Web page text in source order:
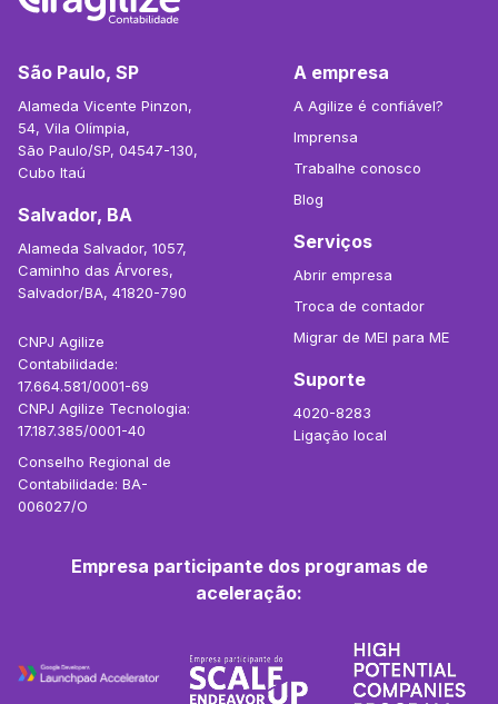
São Paulo, SP
Alameda Vicente Pinzon,
54, Vila Olímpia,
São Paulo/SP, 04547-130,
Cubo Itaú
Salvador, BA
Alameda Salvador, 1057,
Caminho das Árvores,
Salvador/BA, 41820-790
CNPJ Agilize
Contabilidade:
17.664.581/0001-69
CNPJ Agilize Tecnologia:
17.187.385/0001-40
Conselho Regional de
Contabilidade: BA-
006027/O
A empresa
A Agilize é confiável?
Imprensa
Trabalhe conosco
Blog
Serviços
Abrir empresa
Troca de contador
Migrar de MEI para ME
Suporte
4020-8283
Ligação local
Empresa participante dos programas de
aceleração: